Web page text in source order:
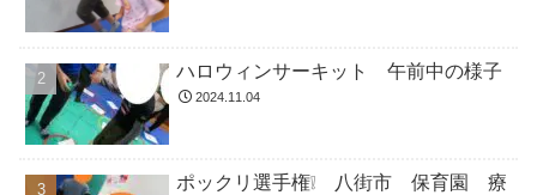
ハロウィンサーキット 午前中の様子
2024.11.04
ポックリ選手権❕ 八街市 保育園 療